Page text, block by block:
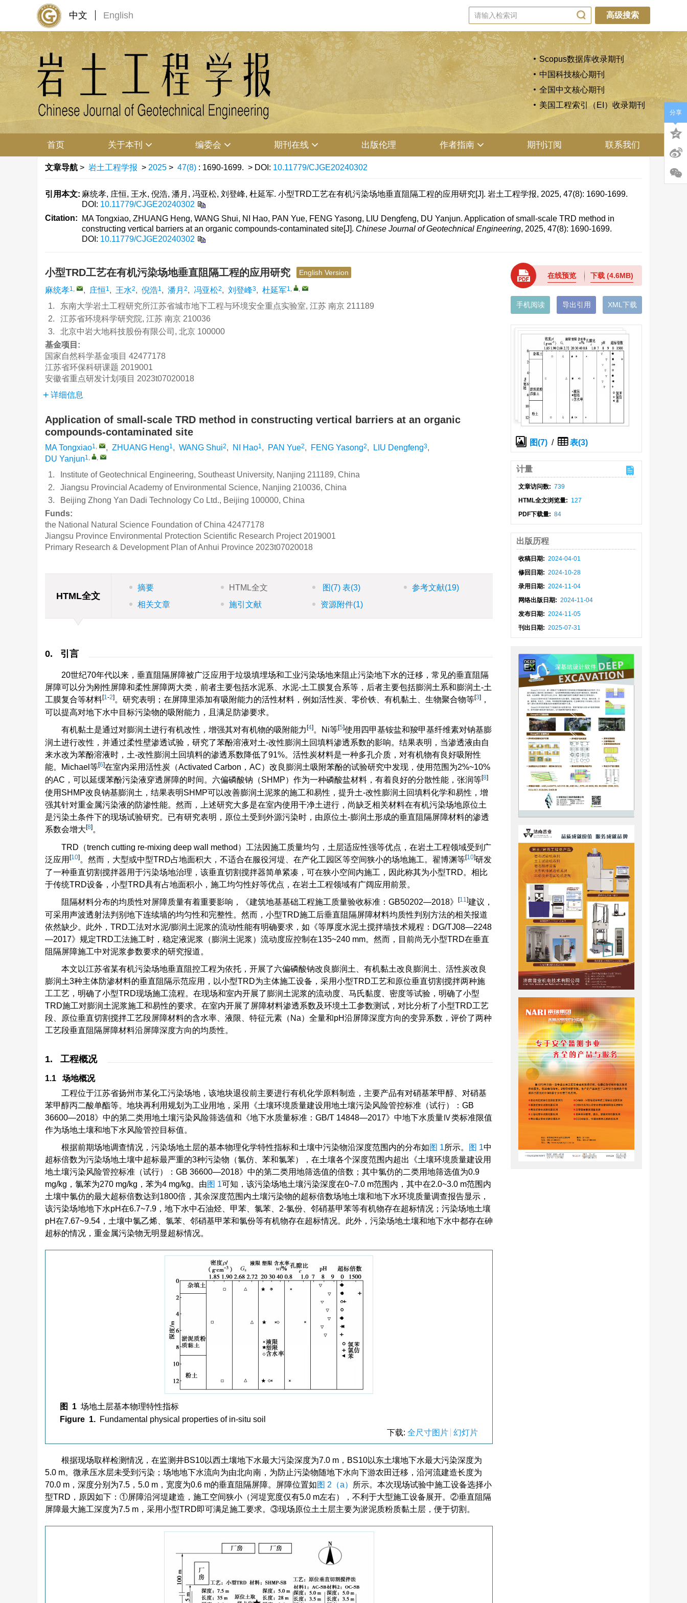
中文 English 高级搜索
Scopus数据库收录期刊
中国科技核心期刊
全国中文核心期刊
美国工程索引（EI）收录期刊
首页 关于本刊 编委会 期刊在线 出版伦理 作者指南 期刊订阅 联系我们
文章导航 > 岩土工程学报 > 2025 > 47(8) : 1690-1699. > DOI: 10.11779/CJGE20240302
引用本文: 麻统孝, 庄恒, 王水, 倪浩, 潘月, 冯亚松, 刘登峰, 杜延军. 小型TRD工艺在有机污染场地垂直阻隔工程的应用研究[J]. 岩土工程学报, 2025, 47(8): 1690-1699.
DOI: 10.11779/CJGE20240302
Citation:
MA Tongxiao, ZHUANG Heng, WANG Shui, NI Hao, PAN Yue, FENG Yasong, LIU Dengfeng, DU Yanjun. Application of small-scale TRD method in
constructing vertical barriers at an organic compounds-contaminated site[J]. Chinese Journal of Geotechnical Engineering, 2025, 47(8): 1690-1699.
DOI: 10.11779/CJGE20240302
小型TRD工艺在有机污染场地垂直阻隔工程的应用研究 English Version
麻统孝1, , 庄恒1, 王水2, 倪浩1, 潘月 2, 冯亚松2, 刘登峰3, 杜延军1, ,
1.
东南大学岩土工程研究所江苏省城市地下工程与环境安全重点实验室, 江苏 南京 211189
2.
江苏省环境科学研究院, 江苏 南京 210036
3.
北京中岩大地科技股份有限公司, 北京 100000
基金项目:
国家自然科学基金项目 42477178
江苏省环保科研课题 2019001
安徽省重点研发计划项目 2023t07020018
详细信息
Application of small-scale TRD method in constructing vertical barriers at an organic
compounds-contaminated site
MA Tongxiao1, , ZHUANG Heng1, WANG Shui2, NI Hao1, PAN Yue2, FENG Yasong2, LIU Dengfeng3,
DU Yanjun1, ,
1.
Institute of Geotechnical Engineering, Southeast University, Nanjing 211189, China
2.
Jiangsu Provincial Academy of Environmental Science, Nanjing 210036, China
3.
Beijing Zhong Yan Dadi Technology Co Ltd., Beijing 100000, China
Funds:
the National Natural Science Foundation of China 42477178
Jiangsu Province Environmental Protection Scientific Research Project 2019001
Primary Research & Development Plan of Anhui Province 2023t07020018
HTML全文
摘要 HTML全文 图 (7) 表(3) 参考文献(19)
相关文章
施引文献 资源附件(1)
0. 引言
20世纪70年代以来，垂直阻隔屏障被广泛应用于垃圾填埋场和工业污染场地来阻止污染地下水的迁移，常见的垂直阻隔
屏障可以分为刚性屏障和柔性屏障两大类，前者主要包括水泥系、水泥-土工膜复合系等，后者主要包括膨润土系和膨润土-土
工膜复合等材料[1-2] 。研究表明；在屏障里添加有吸附能力的活性材料，例如活性炭、零价铁、有机黏土、生物聚合物等[3] ，
可以提高对地下水中目标污染物的吸附能力，且满足防渗要求。
有机黏土是通过对膨润土进行有机改性，增强其对有机物的吸附能力 [4] 。Ni等[5]使用四甲基铵盐和羧甲基纤维素对钠基膨
润土进行改性，并通过柔性壁渗透试验，研究了苯酚溶液对土-改性膨润土回填料渗透系数的影响。结果表明，当渗透液由自
来水改为苯酚溶液时，土-改性膨润土回填料的渗透系数降低了91%。活性炭材料是一种多孔介质，对有机物有良好吸附性
能。Michael等[6]在室内采用活性炭（Activated Carbon，AC）改良膨润土吸附苯酚的试验研究中发现，使用范围为2%~10%
的AC，可以延缓苯酚污染液穿透屏障的时间。六偏磷酸钠（SHMP）作为一种磷酸盐材料，有着良好的分散性能，张润等[8]
使用SHMP改良钠基膨润土，结果表明SHMP可以改善膨润土泥浆的施工和易性，提升土-改性膨润土回填料化学和易性，增
强其针对重金属污染液的防渗性能。然而，上述研究大多是在室内使用干净土进行，尚缺乏相关材料在有机污染场地原位土
是污染土条件下的现场试验研究。已有研究表明，原位土受到外源污染时，由原位土-膨润土形成的垂直阻隔屏障材料的渗透
系数会增大[8] 。
TRD（trench cutting re-mixing deep wall method）工法因施工质量均匀，土层适应性强等优点，在岩土工程领域受到广
泛应用 [10] 。然而，大型或中型TRD占地面积大，不适合在服役河堤、在产化工园区等空间狭小的场地施工。翟博渊等[10]研发
了一种垂直切割搅拌器用于污染场地治理，该垂直切割搅拌器简单紧凑，可在狭小空间内施工，因此称其为小型TRD。相比
于传统TRD设备，小型TRD具有占地面积小，施工均匀性好等优点，在岩土工程领域有广阔应用前景。
阻隔材料分布的均质性对屏障质量有着重要影响，《建筑地基基础工程施工质量验收标准：GB50202—2018》
[11]建议，
可采用声波透射法判别地下连续墙的均匀性和完整性。然而，小型TRD施工后垂直阻隔屏障材料均质性判别方法的相关报道
依然缺少。此外，TRD工法对水泥/膨润土泥浆的流动性能有明确要求，如《等厚度水泥土搅拌墙技术规程：DG/TJ08—2248
—2017》规定TRD工法施工时，稳定液泥浆（膨润土泥浆）流动度应控制在135~240 mm。然而，目前尚无小型TRD在垂直
阻隔屏障施工中对泥浆参数要求的研究报道。
本文以江苏省某有机污染场地垂直阻控工程为依托，开展了六偏磷酸钠改良膨润土、有机黏土改良膨润土、活性炭改良
膨润土3种主体防渗材料的垂直阻隔示范应用，以小型TRD为主体施工设备，采用小型TRD工艺和原位垂直切割搅拌两种施
工工艺，明确了小型TRD现场施工流程。在现场和室内开展了膨润土泥浆的流动度、马氏黏度、密度等试验，明确了小型
TRD施工对膨润土泥浆施工和易性的要求。在室内开展了屏障材料渗透系数及环境土工参数测试，对比分析了小型TRD工艺
段、原位垂直切割搅拌工艺段屏障材料的含水率、液限、特征元素（Na）全量和pH沿屏障深度方向的变异系数，评价了两种
工艺段垂直阻隔屏障材料沿屏障深度方向的均质性。
1. 工程概况
1.1 场地概况
工程位于江苏省扬州市某化工污染场地，该地块退役前主要进行有机化学原料制造，主要产品有对硝基苯甲醇、对硝基
苯甲醇丙二酸单酯等。地块再利用规划为工业用地，采用《土壤环境质量建设用地土壤污染风险管控标准（试行）：GB
36600—2018》中的第二类用地土壤污染风险筛选值和《地下水质量标准：GB/T 14848—2017》中地下水质量Ⅳ类标准限值
作为场地土壤和地下水风险管控目标值。
根据前期场地调查情况，污染场地土层的基本物理化学特性指标和土壤中污染物沿深度范围内的分布如图 1所示。 图 1中
超标倍数为污染场地土壤中超标最严重的3种污染物（氯仿、苯和氯苯），在土壤各个深度范围内超出《土壤环境质量建设用
地土壤污染风险管控标准（试行）：GB 36600—2018》中的第二类用地筛选值的倍数；其中氯仿的二类用地筛选值为0.9
mg/kg，氯苯为270 mg/kg，苯为4 mg/kg。由图 1可知，该污染场地土壤污染深度在0~7.0 m范围内，其中在2.0~3.0 m范围内
土壤中氯仿的最大超标倍数达到1800倍，其余深度范围内土壤污染物的超标倍数场地土壤和地下水环境质量调查报告显示，
该污染场地地下水pH在6.7~7.9，地下水中石油烃、甲苯、氯苯、2-氯份、邻硝基甲苯等有机物存在超标情况；污染场地土壤
pH在7.67~9.54，土壤中氯乙烯、氯苯、邻硝基甲苯和氯份等有机物存在超标情况。此外，污染场地土壤和地下水中都存在砷
超标的情况，重金属污染物无明显超标情况。
图 1 场地土层基本物理特性指标
Figure 1. Fundamental physical properties of in-situ soil
下载: 全尺寸图片 幻灯片
根据现场取样检测情况，在监测井BS10以西土壤地下水最大污染深度为7.0 m，BS10以东土壤地下水最大污染深度为
5.0 m。微承压水层未受到污染；场地地下水流向为由北向南，为防止污染物随地下水向下游农田迁移，沿河流建造长度为
70.0 m，深度分别为7.5，5.0 m，宽度为0.6 m的垂直阻隔屏障。屏障位置如图 2（a）
所示。本次现场试验中施工设备选择小
型TRD，原因如下：①屏障沿河堤建造，施工空间狭小（河堤宽度仅有5.0 m左右），不利于大型施工设备展开。②垂直阻隔
屏障最大施工深度为7.5 m，采用小型TRD即可满足施工要求。③现场原位土土层主要为淤泥质粉质黏土层，便于切割。
在线预览 下载(4.6MB)
手机阅读 导出引用 XML下载
图(7) / 表(3)
计量
文章访问数: 739
HTML全文浏览量: 127
PDF下载量: 84
出版历程
收稿日期: 2024-04-01
修回日期: 2024-10-28
录用日期: 2024-11-04
网络出版日期: 2024-11-04
发布日期: 2024-11-05
刊出日期: 2025-07-31
分享